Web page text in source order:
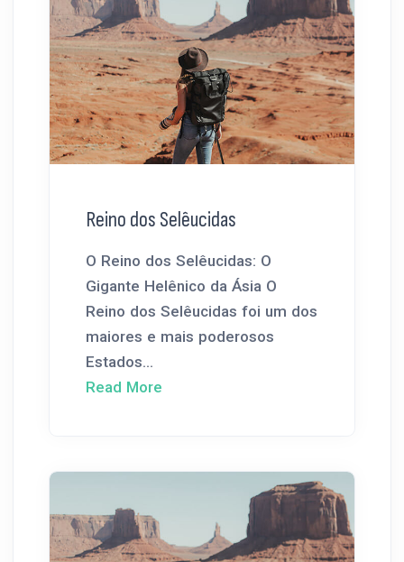
Reino dos Selêucidas
O Reino dos Selêucidas: O
Gigante Helênico da Ásia O
Reino dos Selêucidas foi um dos
maiores e mais poderosos
Estados...
Read More